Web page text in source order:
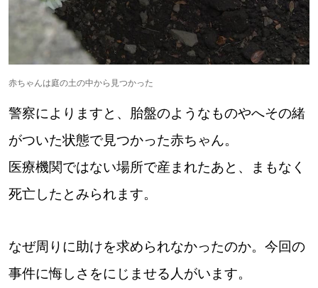
北海道で暮らす、あなたとつくる、
明日への”きっかけ”WEBマガジン
パートナーメディア Sitakkeパートナー
運営会社 広告掲載
赤ちゃんは庭の土の中から見つかった
警察によりますと、胎盤のようなものやへその緒
がついた状態で見つかった赤ちゃん。
医療機関ではない場所で産まれたあと、まもなく
死亡したとみられます。
なぜ周りに助けを求められなかったのか。今回の
事件に悔しさをにじませる人がいます。